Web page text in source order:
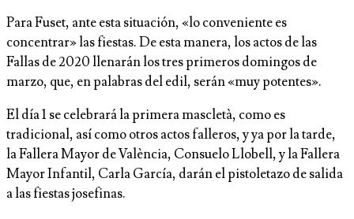
Para Fuset, ante esta situación, «lo conveniente es
concentrar» las fiestas. De esta manera, los actos de las
Fallas de 2020 llenarán los tres primeros domingos de
marzo, que, en palabras del edil, serán «muy potentes».
El día 1 se celebrará la primera mascletà, como es
tradicional, así como otros actos falleros, y ya por la tarde,
la Fallera Mayor de València, Consuelo Llobell, y la Fallera
Mayor Infantil, Carla García, darán el pistoletazo de salida
a las fiestas josefinas.